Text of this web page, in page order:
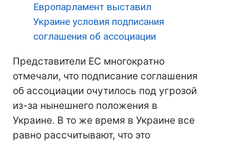
Европарламент выставил
Украине условия подписания
соглашения об ассоциации
Представители ЕС многократно
отмечали, что подписание соглашения
об ассоциации очутилось под угрозой
из-за нынешнего положения в
Украине. В то же время в Украине все
равно рассчитывают, что это